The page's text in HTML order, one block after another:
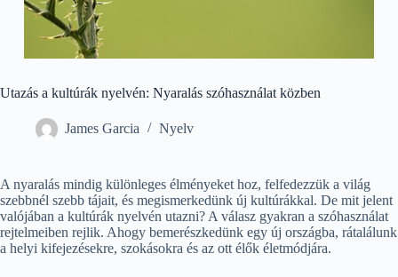
Utazás a kultúrák nyelvén: Nyaralás szóhasználat közben
James Garcia Nyelv
A nyaralás mindig különleges élményeket hoz, felfedezzük a világ
szebbnél szebb tájait, és megismerkedünk új kultúrákkal. De mit jelent
valójában a kultúrák nyelvén utazni? A válasz gyakran a szóhasználat
rejtelmeiben rejlik. Ahogy bemerészkedünk egy új országba, rátalálunk
a helyi kifejezésekre, szokásokra és az ott élők életmódjára.